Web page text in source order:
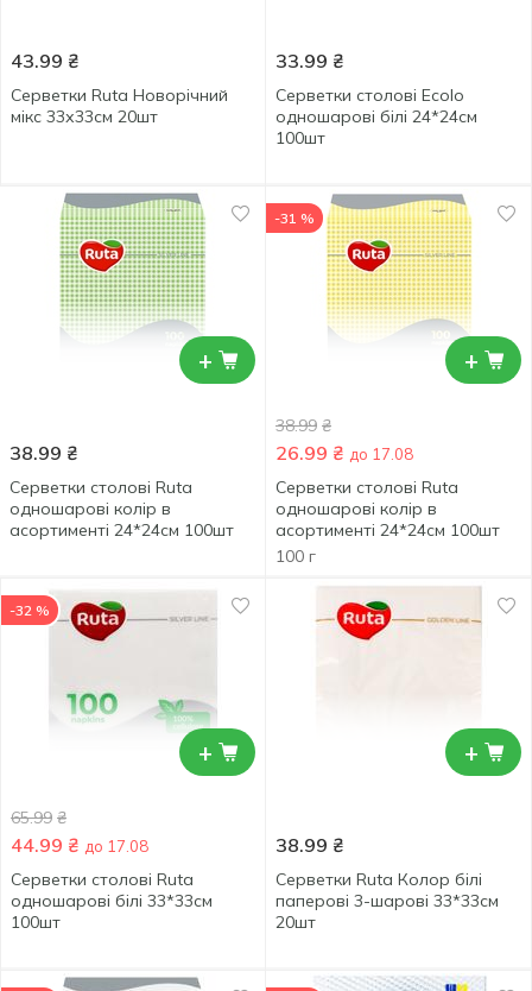
43.99 ₴
Серветки Ruta Новорічний
мікс 33х33см 20шт
33.99 ₴
Серветки столові Ecolo
одношарові білі 24*24см
100шт
+
38.99 ₴
Серветки столові Ruta
одношарові колір в
асортименті 24*24см 100шт
+
-31 %
38.99 ₴
26.99 ₴ до 17.08
Серветки столові Ruta
одношарові колір в
асортименті 24*24см 100шт
100 г
+
-32 %
65.99 ₴
44.99 ₴ до 17.08
Серветки столові Ruta
одношарові білі 33*33см
100шт
+
38.99 ₴
Серветки Ruta Колор білі
паперові 3-шарові 33*33см
20шт